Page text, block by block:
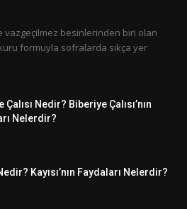
vazgeçilmez besinlerinden biri olan
formuyla sofralarda sıkça yer
Çalısı Nedir? Biberiye Çalısı’nın
Nelerdir?
Kayısı’nın Faydaları Nelerdir?